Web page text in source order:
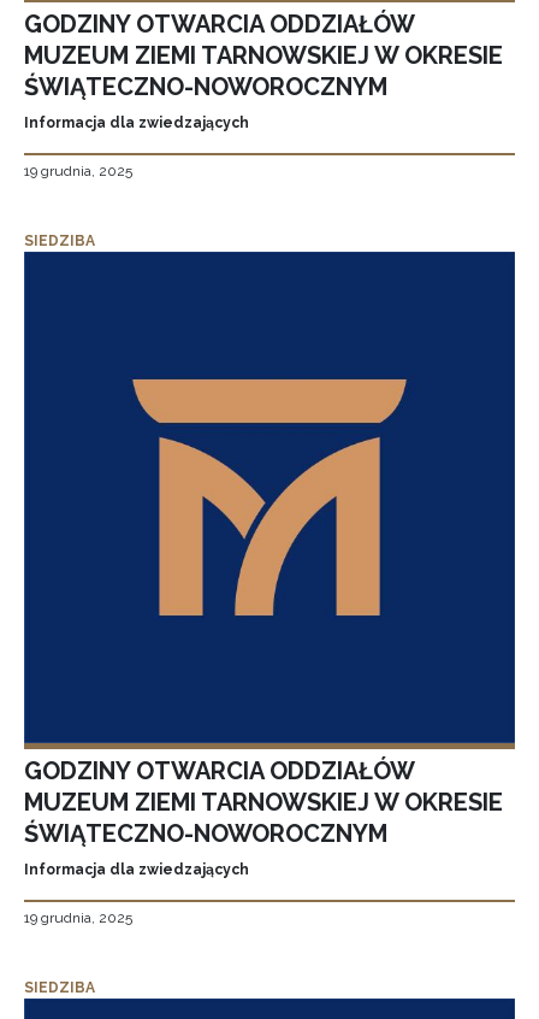
GODZINY OTWARCIA ODDZIAŁÓW
MUZEUM ZIEMI TARNOWSKIEJ W OKRESIE
ŚWIĄTECZNO-NOWOROCZNYM
Informacja dla zwiedzających
19 grudnia, 2025
SIEDZIBA
GODZINY OTWARCIA ODDZIAŁÓW
MUZEUM ZIEMI TARNOWSKIEJ W OKRESIE
ŚWIĄTECZNO-NOWOROCZNYM
Informacja dla zwiedzających
19 grudnia, 2025
SIEDZIBA